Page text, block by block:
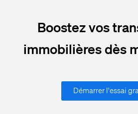
Boostez vos
immobilières dès
Démarrer l'essai